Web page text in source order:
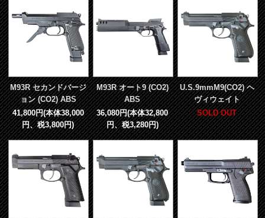
M93R セカンドバージ
ョン (CO2) ABS
41,800円(本体38,000
円、税3,800円)
M93R オート9 (CO2)
ABS
36,080円(本体32,800
円、税3,280円)
U.S.9mmM9(CO2) ヘ
ヴィウェイト
SOLD OUT